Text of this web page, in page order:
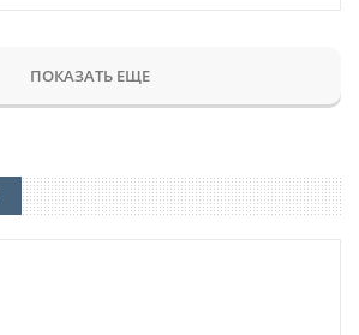
ПОКАЗАТЬ ЕЩЕ